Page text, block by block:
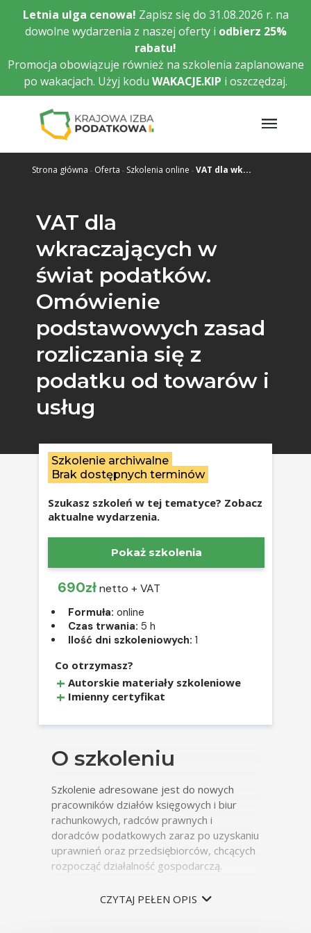
Przejdź
treści
Letnia ulga cenowa! Zapisz się do 31.08.2026 r. na
dowolne wydarzenia z naszej oferty i odbierz 25%
rabatu!
Promocja obowiązuje również na szkolenia zaplanowane
po wakacjach. Użyj kodu WAKACJE.KIP i oszczędzaj.
Strona główna Oferta Szkolenia online VAT dla wk...
VAT dla
wkraczających w
świat podatków.
Omówienie
podstawowych zasad
rozliczania się z
podatku od towarów i
usług
Szkolenie archiwalne
Brak dostępnych terminów
Szukasz szkoleń w tej tematyce? Zobacz
aktualne wydarzenia.
Pokaż szkolenia
690złnetto + VAT
Formuła: online
Czas trwania: 5 h
Ilość dni szkoleniowych: 1
Co otrzymasz?
Autorskie materiały szkoleniowe
Imienny certyfikat
O szkoleniu
Szkolenie adresowane jest do nowych
pracowników działów księgowych i biur
rachunkowych, radców prawnych i
doradców podatkowych zaraz po uzyskaniu
uprawnień oraz przedsiębiorców, chcących
rozpocząć działalność gospodarczą.
Celem szkolenia jest podstawowych
rozwiązań, którymi rządzi się podatek VAT
CZYTAJ PEŁEN OPIS